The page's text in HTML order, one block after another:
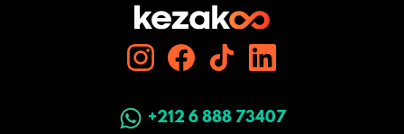
+212 6 888 73407